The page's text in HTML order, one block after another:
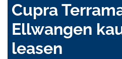
Cupra
Ellwangen
leasen